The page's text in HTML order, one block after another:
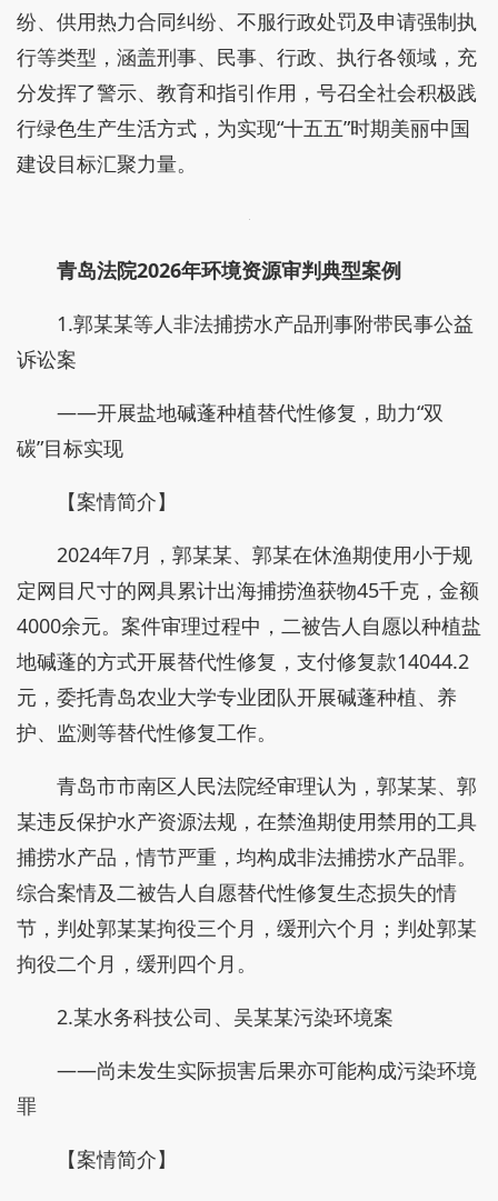
纷、供用热力合同纠纷、不服行政处罚及申请强制执
行等类型，涵盖刑事、民事、行政、执行各领域，充
分发挥了警示、教育和指引作用，号召全社会积极践
行绿色生产生活方式，为实现“十五五”时期美丽中国
建设目标汇聚力量。
青岛法院2026年环境资源审判典型案例
1.郭某某等人非法捕捞水产品刑事附带民事公益
诉讼案
——开展盐地碱蓬种植替代性修复，助力“双
碳”目标实现
【案情简介】
2024年7月，郭某某、郭某在休渔期使用小于规
定网目尺寸的网具累计出海捕捞渔获物45千克，金额
4000余元。案件审理过程中，二被告人自愿以种植盐
地碱蓬的方式开展替代性修复，支付修复款14044.2
元，委托青岛农业大学专业团队开展碱蓬种植、养
护、监测等替代性修复工作。
青岛市市南区人民法院经审理认为，郭某某、郭
某违反保护水产资源法规，在禁渔期使用禁用的工具
捕捞水产品，情节严重，均构成非法捕捞水产品罪。
综合案情及二被告人自愿替代性修复生态损失的情
节，判处郭某某拘役三个月，缓刑六个月；判处郭某
拘役二个月，缓刑四个月。
2.某水务科技公司、吴某某污染环境案
——尚未发生实际损害后果亦可能构成污染环境
罪
【案情简介】